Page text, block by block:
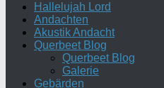
Hallelujah Lord
Andachten
Akustik Andacht
Querbeet Blog
Querbeet Blog
Galerie
Gebärden